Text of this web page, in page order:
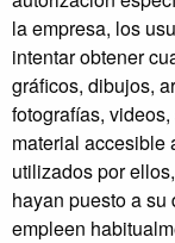
la empresa, los
intentar obtener
gráficos, dibujos,
fotografías,
material accesible
utilizados por
hayan puesto a
empleen